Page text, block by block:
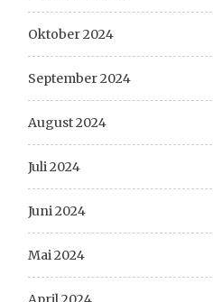
Oktober 2024
September 2024
August 2024
Juli 2024
Juni 2024
Mai 2024